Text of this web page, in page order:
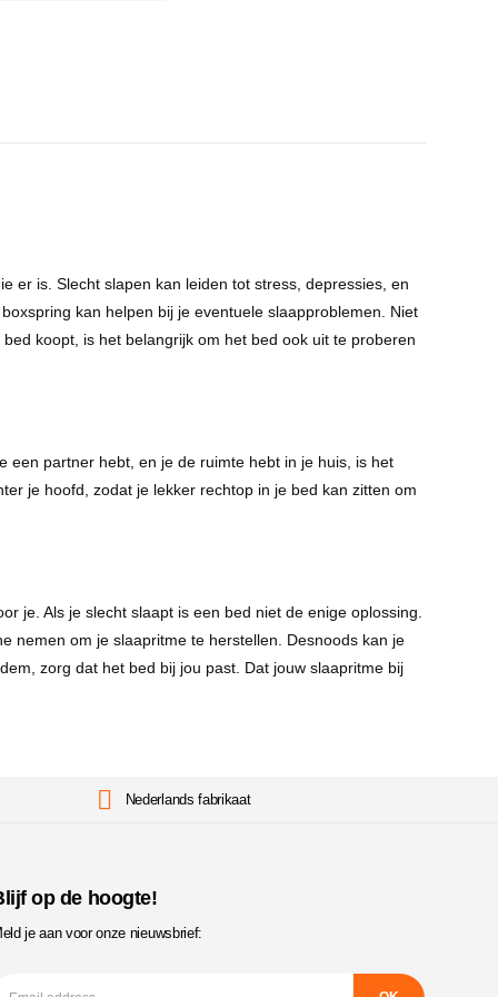
er is. Slecht slapen kan leiden tot stress, depressies, en
kan helpen bij je eventuele slaapproblemen. Niet
koopt, is het belangrijk om het bed ook uit te proberen
een partner hebt, en je de ruimte hebt in je huis, is het
je hoofd, zodat je lekker rechtop in je bed kan zitten om
je. Als je slecht slaapt is een bed niet de enige oplossing.
nemen om je slaapritme te herstellen. Desnoods kan je
zorg dat het bed bij jou past. Dat jouw slaapritme bij
Nederlands fabrikaat
op de hoogte!
je aan voor onze nieuwsbrief: